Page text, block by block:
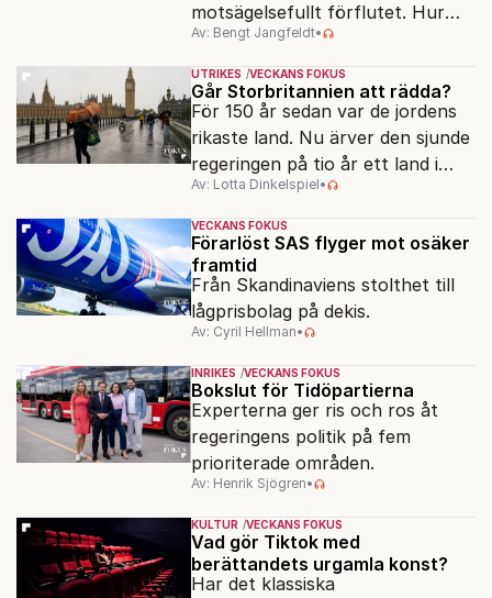
motsägelsefullt förflutet. Hur
kunde två revolutioner förändra
hela samhället – utan att rubba
den ryska statsidén?
Av: Bengt Jangfeldt•
UTRIKES VECKANS FOKUS
Går Storbritannien att rädda?
För 150 år sedan var de jordens
rikaste land. Nu ärver den sjunde
regeringen på tio år ett land i
politiskt och ekonomiskt kaos.
Av: Lotta Dinkelspiel•
VECKANS FOKUS
Förarlöst SAS flyger mot osäker
framtid
Från Skandinaviens stolthet till
lågprisbolag på dekis.
Av: Cyril Hellman•
INRIKES VECKANS FOKUS
Bokslut för Tidöpartierna
Experterna ger ris och ros åt
regeringens politik på fem
prioriterade områden.
Av: Henrik Sjögren•
KULTUR VECKANS FOKUS
Vad gör Tiktok med
berättandets urgamla konst?
Har det klassiska